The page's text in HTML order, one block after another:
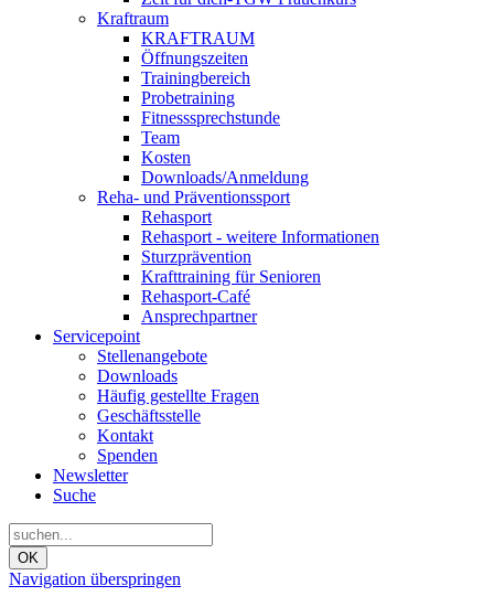
Kraftraum
KRAFTRAUM
Öffnungszeiten
Trainingbereich
Probetraining
Fitnesssprechstunde
Team
Kosten
Downloads/Anmeldung
Reha- und Präventionssport
Rehasport
Rehasport - weitere Informationen
Sturzprävention
Krafttraining für Senioren
Rehasport-Café
Ansprechpartner
Servicepoint
Stellenangebote
Downloads
Häufig gestellte Fragen
Geschäftsstelle
Kontakt
Spenden
Newsletter
Suche
OK
Navigation überspringen